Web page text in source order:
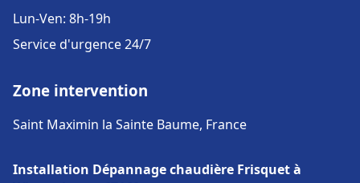
Lun-Ven: 8h-19h
Service d'urgence 24/7
Zone intervention
Saint Maximin la Sainte Baume, France
Installation Dépannage chaudière Frisquet à